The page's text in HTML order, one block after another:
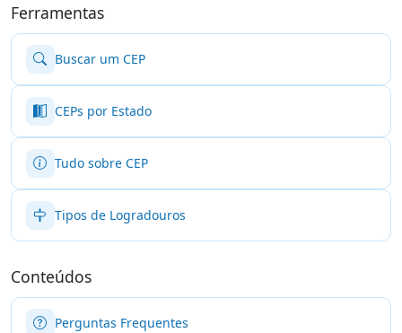
Ferramentas
Buscar um CEP
CEPs por Estado
Tudo sobre CEP
Tipos de Logradouros
Conteúdos
Perguntas Frequentes